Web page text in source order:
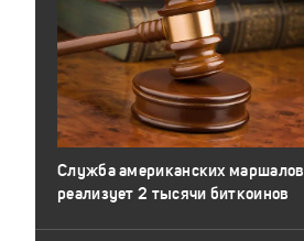
Служба американских маршалов
реализует 2 тысячи биткоинов